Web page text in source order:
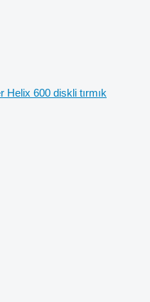
Helix 600 diskli tırmık